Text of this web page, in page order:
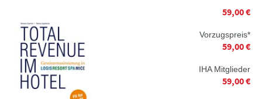
59,00 €
Vorzugspreis*
59,00 €
IHA Mitglieder
59,00 €